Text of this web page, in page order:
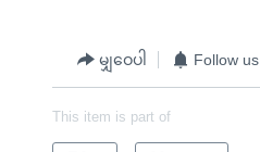
မျှဝေပါ Follow us
This item is part of